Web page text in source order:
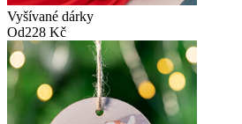
Vyšívané dárky
Od228 Kč